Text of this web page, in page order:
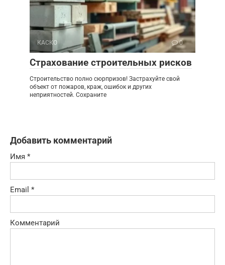
КАСКО 0
Страхование строительных рисков
Строительство полно сюрпризов! Застрахуйте свой
объект от пожаров, краж, ошибок и других
неприятностей. Сохраните
Добавить комментарий
Имя *
Email *
Комментарий